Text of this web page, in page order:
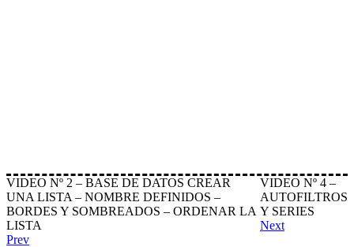
VIDEO Nº 2 – BASE DE DATOS CREAR
UNA LISTA – NOMBRE DEFINIDOS –
BORDES Y SOMBREADOS – ORDENAR LA
LISTA
Prev
VIDEO Nº 4 –
AUTOFILTROS
Y SERIES
Next